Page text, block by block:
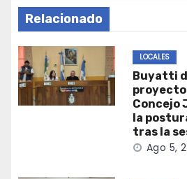
Relacionado
LOCALES
Buyatti
proyecto
Concejo
la
tras la
Ago 5,